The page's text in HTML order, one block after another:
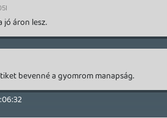
jó áron lesz.
bevenné a gyomrom manapság.